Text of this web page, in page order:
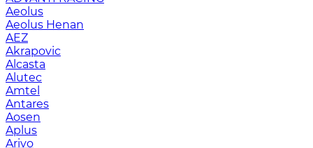
Aeolus
Aeolus Henan
AEZ
Akrapovic
Alcasta
Alutec
Amtel
Antares
Aosen
Aplus
Arivo